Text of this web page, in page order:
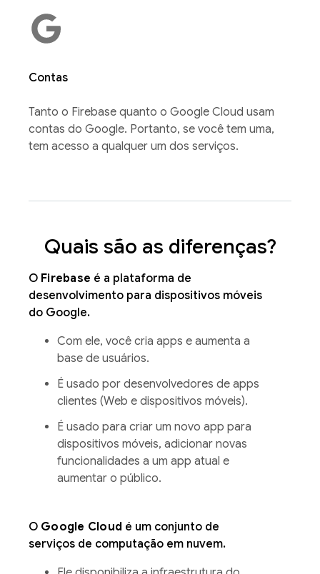
Contas
Tanto o Firebase quanto o Google Cloud usam
contas do Google. Portanto, se você tem uma,
tem acesso a qualquer um dos serviços.
Quais são as diferenças?
O Firebase é a plataforma de
desenvolvimento para dispositivos móveis
do Google.
Com ele, você cria apps e aumenta a
base de usuários.
É usado por desenvolvedores de apps
clientes (Web e dispositivos móveis).
É usado para criar um novo app para
dispositivos móveis, adicionar novas
funcionalidades a um app atual e
aumentar o público.
O Google Cloud é um conjunto de
serviços de computação em nuvem.